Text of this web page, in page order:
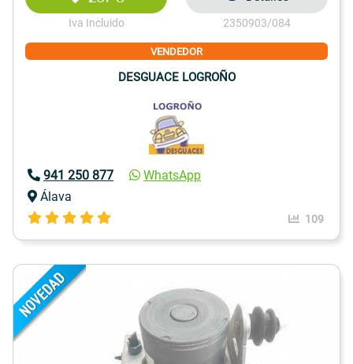
Iva Incluido 2350903/084
VENDEDOR
DESGUACE LOGROÑO
941 250 877
WhatsApp
Álava
109